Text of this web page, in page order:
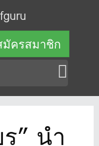
ครสมาชิก
” นำ